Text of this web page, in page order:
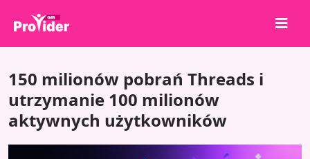
O nas
Zaloguj się
Zarejestruj się
150 milionów pobrań Threads i
utrzymanie 100 milionów
aktywnych użytkowników